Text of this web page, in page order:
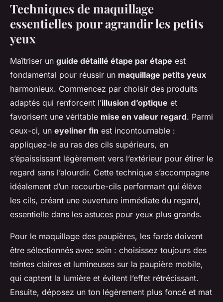
Techniques de maquillage
essentielles pour agrandir les petits
yeux
Maîtriser un guide détaillé étape par étape est
fondamental pour réussir un maquillage petits yeux
harmonieux. Commencez par choisir des produits
adaptés qui renforcent l’illusion d’optique et
favorisent une véritable mise en valeur regard. Parmi
ceux-ci, un eyeliner fin est incontournable :
appliquez-le au ras des cils supérieurs, en
s’épaississant légèrement vers l’extérieur pour étirer le
regard sans l’alourdir. Cette technique s’accompagne
idéalement d’un recourbe-cils performant qui élève
les cils, créant une ouverture immédiate du regard,
essentielle dans les astuces pour yeux plus grands.
Pour le maquillage des paupières, les fards doivent
être sélectionnés avec soin : choisissez toujours des
teintes claires et lumineuses sur la paupière mobile,
qui captent la lumière et évitent l’effet rétrécissant.
Ensuite, déposez un ton légèrement plus foncé et mat